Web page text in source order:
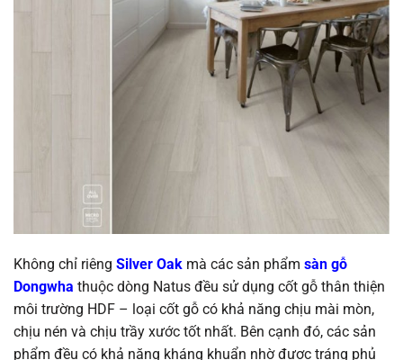
Không chỉ riêng Silver Oak mà các sản phẩm sàn gỗ
Dongwha thuộc dòng Natus đều sử dụng cốt gỗ thân thiện
môi trường HDF – loại cốt gỗ có khả năng chịu mài mòn,
chịu nén và chịu trầy xước tốt nhất. Bên cạnh đó, các sản
phẩm đều có khả năng kháng khuẩn nhờ được tráng phủ